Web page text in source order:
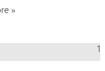
»
1